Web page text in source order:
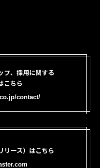
プ、採用に関する
こちら
contact/
リース）はこちら